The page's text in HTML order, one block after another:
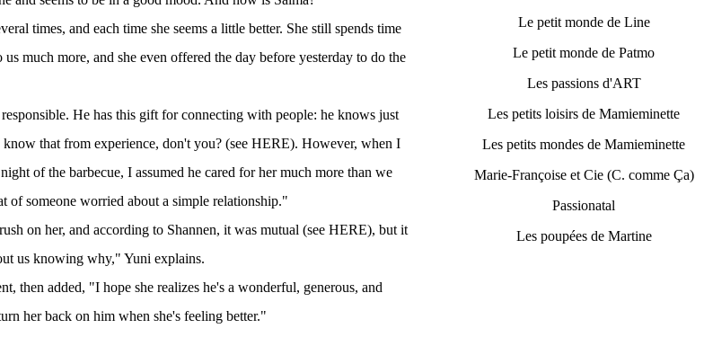
times, and each time she seems a little better. She still spends time
much more, and she even offered the day before yesterday to do the
He has this gift for connecting with people: he knows just
that from experience, don't you? (see HERE). However, when I
of the barbecue, I assumed he cared for her much more than we
of someone worried about a simple relationship."
on her, and according to Shannen, it was mutual (see HERE), but it
us knowing why," Yuni explains.
then added, "I hope she realizes he's a wonderful, generous, and
her back on him when she's feeling better."
Le petit monde de Line
Le petit monde de Patmo
Les passions d'ART
Les petits loisirs de Mamieminette
Les petits mondes de Mamieminette
Marie-Françoise et Cie (C. comme Ça)
Passionatal
Les poupées de Martine